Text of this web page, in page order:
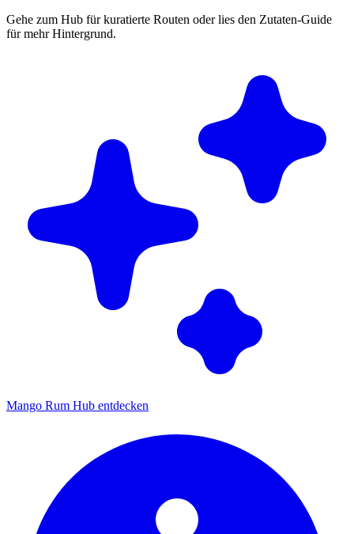
Gehe zum Hub für kuratierte Routen oder lies den Zutaten-Guide
für mehr Hintergrund.
Mango Rum Hub entdecken